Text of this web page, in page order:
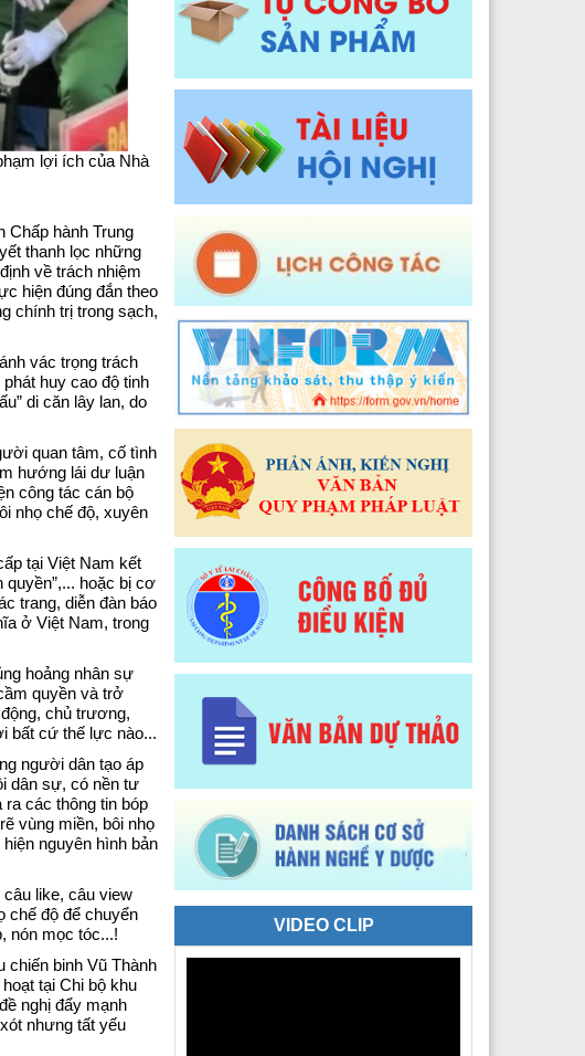
Trạm Y tế xã Pa Ủ
Trạm Y tế xã Khun Há
Trạm Y tế xã Tả Lèng
Trạm Y tế xã Khoen On
Trạm Y tế xã Thu Lũm
Trạm Y tế xã Nậm Tăm
Trạm Y tế xã Bum Tở
Trạm Y tế xã Nậm Cuổi
Trạm Y tế xã Khổng Lào
Trạm Y tế Phường Tân Phong
Trạm Y tế phường Đoàn Kết
Trạm Y tế xã Sì Lở Lầu
Trạm Y tế xã Hồng Thu
Trạm Y tế xã Phong Thổ
Trạm Y tế xã Nậm Hàng
Trạm Y tế xã Bum Nưa
Trạm Y tế xã Mù Cả
Trạm Y tế xã Mường Tè
Trạm Y tế xã Pu Sam Cáp
Trạm Y tế xã Nậm Mạ
Trạm Y tế xã Tủa Sín Chải
Tè
năm 2024
Đào tạo, Nghiên cứu khoa học và Công nghệ thông
lợi ích của Nhà
Chấp hành Trung
thanh lọc những
về trách nhiệm
hiện đúng đắn theo
chính trị trong sạch,
vác trọng trách
huy cao độ tinh
di căn lây lan, do
quan tâm, cố tình
hướng lái dư luận
công tác cán bộ
nhọ chế độ, xuyên
tại Việt Nam kết
quyền”,... hoặc bị cơ
trang, diễn đàn báo
ở Việt Nam, trong
hoảng nhân sự
quyền và trở
chủ trương,
bất cứ thế lực nào...
người dân tạo áp
dân sự, có nền tư
các thông tin bóp
vùng miền, bôi nhọ
nguyên hình bản
câu like, câu view
chế độ để chuyển
nón mọc tóc...!
binh Vũ Thành
tại Chi bộ khu
nghị đẩy mạnh
nhưng tất yếu
VIDEO CLIP